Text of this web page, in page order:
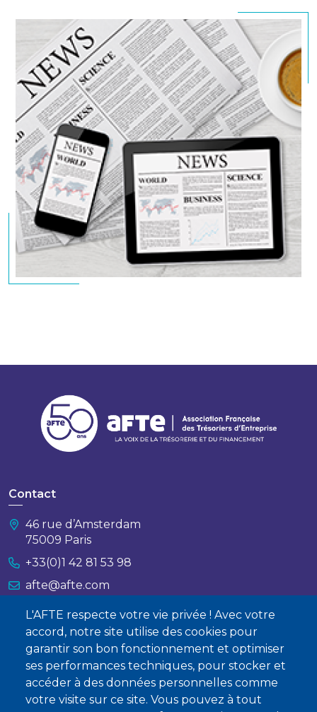
L'AFTE respecte votre vie privée ! Avec votre
accord, notre site utilise des cookies pour
garantir son bon fonctionnement et optimiser
ses performances techniques, pour stocker et
accéder à des données personnelles comme
votre visite sur ce site. Vous pouvez à tout
Contact
46 rue d’Amsterdam
75009 Paris
+33(0)1 42 81 53 98
afte@afte.com
Nous contacter
À propos
Qui sommes-nous ?
Devenir membre